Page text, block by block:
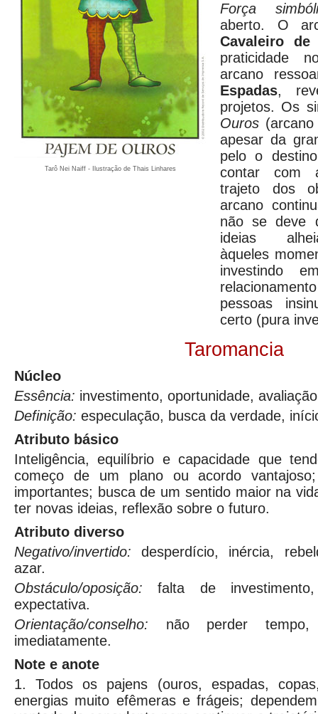
Tarô Nei Naiff - Ilustração de Thais Linhares
Força
aberto. O
Cavaleiro de
praticidade
arcano
Espadas,
projetos. Os
Ouros
apesar da
pelo o
contar com
trajeto dos
arcano
não se deve
ideias
àqueles
investindo
pessoas
certo (pura
Taromancia
Núcleo
Essência: investimento, oportunidade,
Definição: especulação, busca da verdade,
Atributo básico
Inteligência, equilíbrio e capacidade que
começo de um plano ou acordo
importantes; busca de um sentido maior na
ter novas ideias, reflexão sobre o futuro.
Atributo diverso
Negativo/invertido:desperdício, inércia,
azar.
Obstáculo/oposição:falta de
expectativa.
Orientação/conselho: não perder
imediatamente.
Note e anote
1. Todos os pajens (ouros, espadas,
energias muito efêmeras e frágeis;